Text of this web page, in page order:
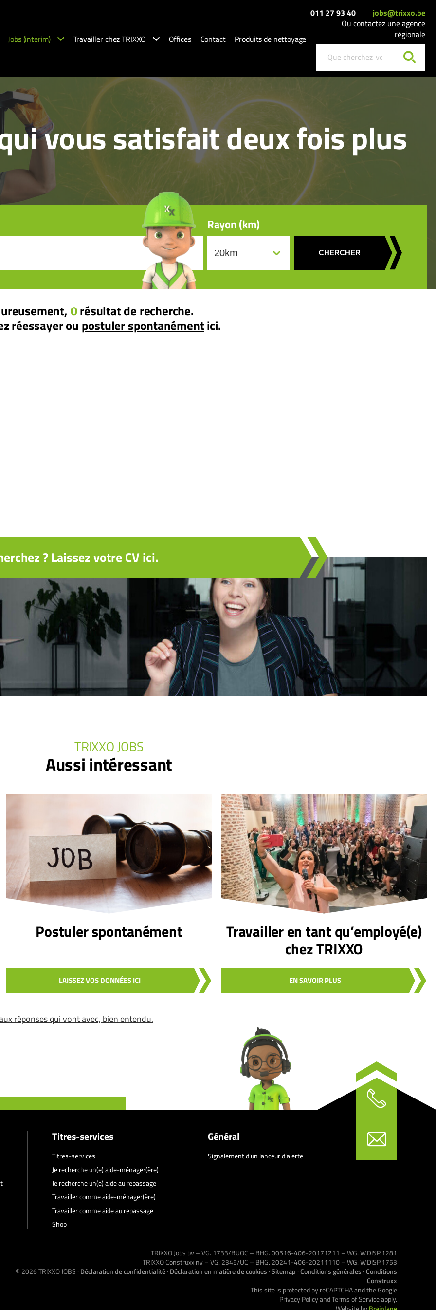
Jobs (interim) Travailler chez TRIXXO Offices Contact Produits de nettoyage
011 27 93 40
jobs@trixxo.be
Ou contactez une agence
régionale
vous satisfait deux fois plus
Rayon (km)
CHERCHER
0résultat de recherche.
réessayer ou postuler spontanémentici.
? Laissez votre CV ici.
TRIXXO JOBS
Aussi intéressant
Postuler spontanément
LAISSEZ VOS DONNÉES ICI
Travailler en tant qu’employé(e)
chez TRIXXO
EN SAVOIR PLUS
réponses qui vont avec, bien entendu.
Titres-services
Titres-services
Je recherche un(e) aide-ménager(ère)
Je recherche un(e) aide au repassage
Travailler comme aide-ménager(ère)
Travailler comme aide au repassage
Shop
Général
Signalement d’un lanceur d’alerte
TRIXXO Jobs bv – VG. 1733/BUOC – BHG. 00516-406-20171211 – WG. W.DISP.1281
TRIXXO Construxx nv – VG. 2345/UC – BHG. 20241-406-20211110 – WG. W.DISP.1753
© 2026TRIXXO JOBS · Déclaration de confidentialité· Déclaration en matière de cookies ·Sitemap ·Conditions générales ·Conditions
Construxx
This site is protected by reCAPTCHA and the Google
Privacy PolicyandTerms of Serviceapply.